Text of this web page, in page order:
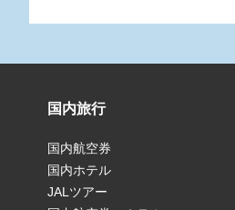
国内旅行
国内航空券
国内ホテル
JALツアー